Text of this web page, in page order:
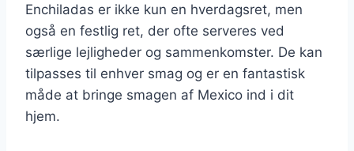
Enchiladas er ikke kun en hverdagsret, men
også en festlig ret, der ofte serveres ved
særlige lejligheder og sammenkomster. De kan
tilpasses til enhver smag og er en fantastisk
måde at bringe smagen af Mexico ind i dit
hjem.